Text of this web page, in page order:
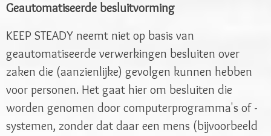
Geautomatiseerde besluitvorming
KEEP STEADY neemt niet op basis van
geautomatiseerde verwerkingen besluiten over
zaken die (aanzienlijke) gevolgen kunnen hebben
voor personen. Het gaat hier om besluiten die
worden genomen door computerprogramma's of -
systemen, zonder dat daar een mens (bijvoorbeeld